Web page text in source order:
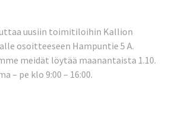
uusiin toimitiloihin Kallion
osoitteeseen Hampuntie 5 A.
meidät löytää maanantaista 1.10.
– pe klo 9:00 – 16:00.